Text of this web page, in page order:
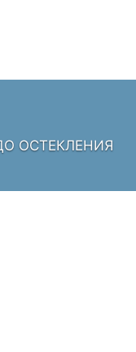
ОСТЕКЛЕНИЯ